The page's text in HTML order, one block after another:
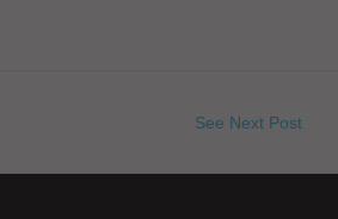
See Next Post